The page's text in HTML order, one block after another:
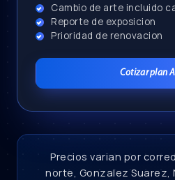
Cambio de arte incluido
Reporte de exposicion
Prioridad de renovacion
Cotizar plan
Precios varian por
norte, Gonzalez Suarez,